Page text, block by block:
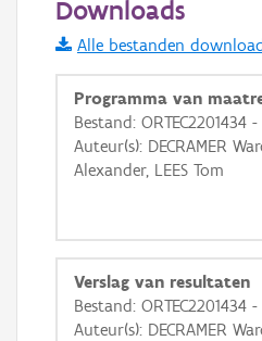
Informatie Vlaanderen
i
+ −
Basis Lagen
Downloads
Alle bestanden
Programma van
Bestand: ORTEC2201434
Auteur(s): DECRAMER
Alexander, LEES Tom
Verslag van resultaten
Bestand: ORTEC2201434
Auteur(s): DECRAMER